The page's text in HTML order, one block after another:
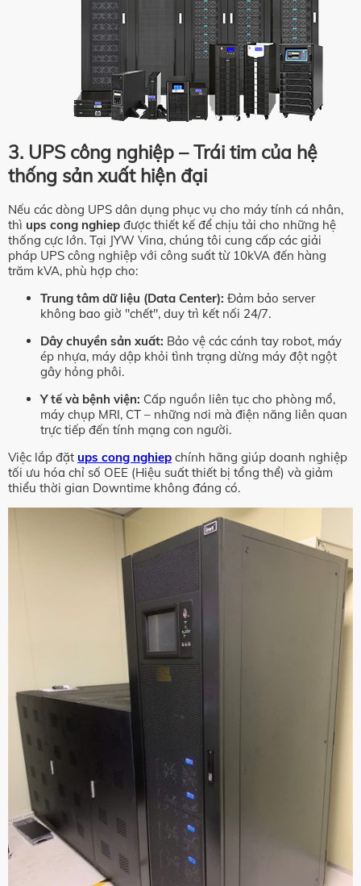
3. UPS công nghiệp – Trái tim của hệ
thống sản xuất hiện đại
Nếu các dòng UPS dân dụng phục vụ cho máy tính cá nhân,
thì ups cong nghiep được thiết kế để chịu tải cho những hệ
thống cực lớn. Tại JYW Vina, chúng tôi cung cấp các giải
pháp UPS công nghiệp với công suất từ 10kVA đến hàng
trăm kVA, phù hợp cho:
Trung tâm dữ liệu (Data Center): Đảm bảo server
không bao giờ "chết", duy trì kết nối 24/7.
Dây chuyền sản xuất: Bảo vệ các cánh tay robot, máy
ép nhựa, máy dập khỏi tình trạng dừng máy đột ngột
gây hỏng phôi.
Y tế và bệnh viện: Cấp nguồn liên tục cho phòng mổ,
máy chụp MRI, CT – những nơi mà điện năng liên quan
trực tiếp đến tính mạng con người.
Việc lắp đặt ups cong nghiep chính hãng giúp doanh nghiệp
tối ưu hóa chỉ số OEE (Hiệu suất thiết bị tổng thể) và giảm
thiểu thời gian Downtime không đáng có.